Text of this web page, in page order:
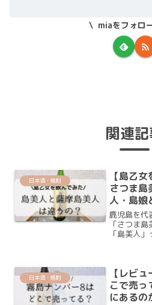
miaをフォロ
関連
日本酒・焼酎
【島乙
さつま島
人・島娘
鹿児島を代
「さつま
「島美人
は同じ焼
日本酒・焼酎
【レビ
こで売っ
にあるの